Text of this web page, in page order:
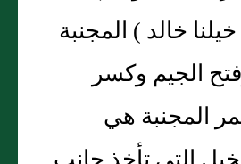
خالد ) المجنبة
الجيم وكسر
المجنبة هي